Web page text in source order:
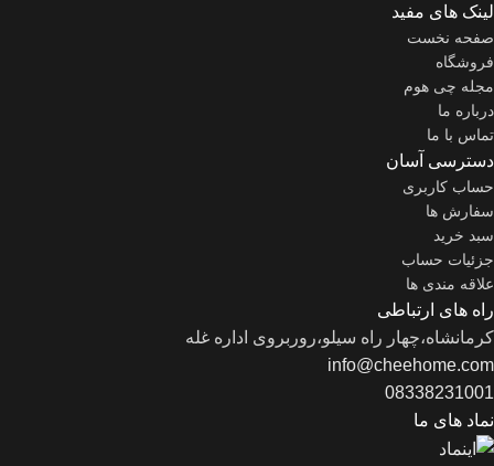
لینک های مفید
صفحه نخست
فروشگاه
مجله چی هوم
درباره ما
تماس با ما
دسترسی آسان
حساب کاربری
سفارش ها
سبد خرید
جزئیات حساب
علاقه مندی ها
راه های ارتباطی
کرمانشاه،چهار راه سیلو،روربروی اداره غله
info@cheehome.com
08338231001
نماد های ما